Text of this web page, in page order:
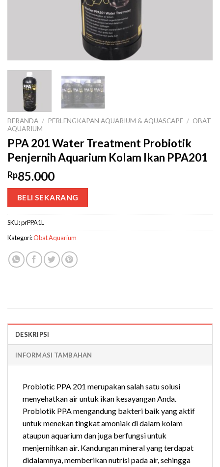
BERANDA / PERLENGKAPAN AQUARIUM & AQUASCAPE / OBAT
AQUARIUM
PPA 201 Water Treatment Probiotik
Penjernih Aquarium Kolam Ikan PPA201
Rp85.000
BELI SEKARANG
SKU:prPPA1L
Kategori:Obat Aquarium
DESKRIPSI
INFORMASI TAMBAHAN
Probiotic PPA 201 merupakan salah satu solusi
menyehatkan air untuk ikan kesayangan Anda.
Probiotik PPA mengandung bakteri baik yang aktif
untuk menekan tingkat amoniak di dalam kolam
ataupun aquarium dan juga berfungsi untuk
menjernihkan air. Kandungan mineral yang terdapat
didalamnya, memberikan nutrisi pada air, sehingga